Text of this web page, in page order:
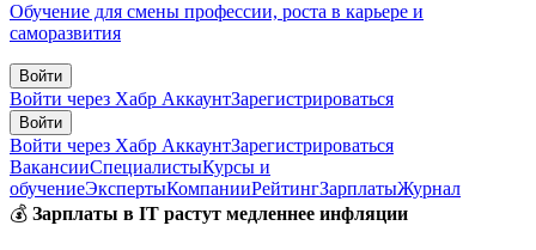
Обучение для смены профессии, роста в карьере и
саморазвития
Войти
Войти через Хабр АккаунтЗарегистрироваться
Войти
Войти через Хабр АккаунтЗарегистрироваться
ВакансииСпециалистыКурсы и
обучениеЭкспертыКомпанииРейтингЗарплатыЖурнал
💰 Зарплаты в IT растут медленнее инфляции